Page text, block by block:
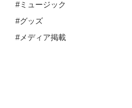
#ミュージック
#グッズ
#メディア掲載